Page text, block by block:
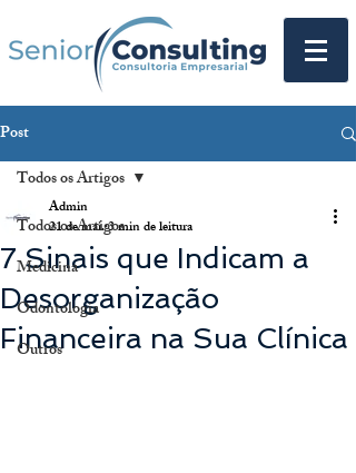
Post
Todos os Artigos
Medicina
Odontologia
Outros
Todos os Artigos
7 Sinais que Indicam a
Desorganização
Financeira na Sua Clínica
Admin
21 de mai.3 min de leitura